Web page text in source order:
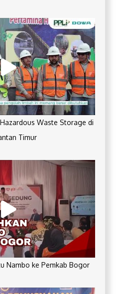
Waste Storage di
Timur
Nambo ke Pemkab Bogor